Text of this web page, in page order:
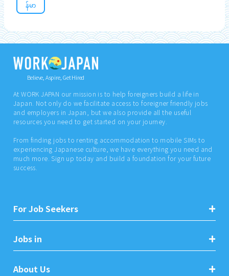
န်မာ
Believe, Aspire, Get Hired
At WORK JAPAN our mission is to help foreigners build a life in
Japan. Not only do we facilitate access to foreigner friendly jobs
and employers in Japan, but we also provide all the useful
resources you need to get started on your journey.
From finding jobs to renting accommodation to mobile SIMs to
experiencing Japanese culture, we have everything you need and
much more. Sign up today and build a foundation for your future
success.
For Job Seekers
Jobs in
About Us